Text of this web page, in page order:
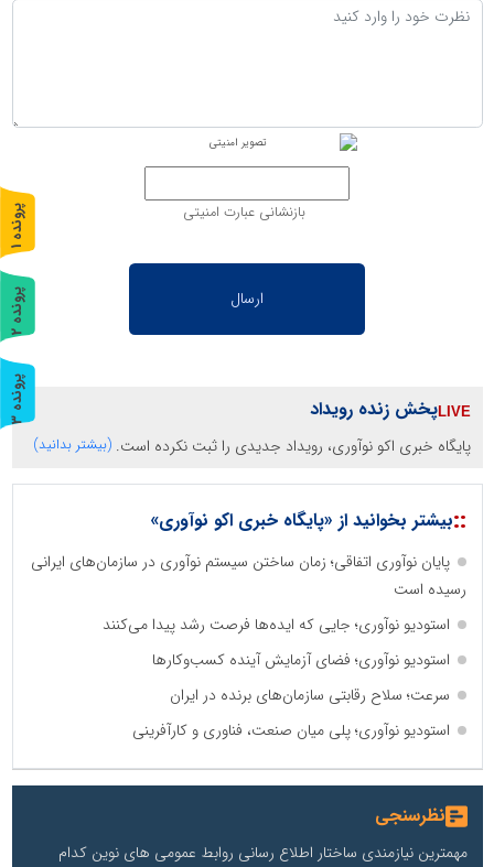
بازنشانی عبارت امنیتی
پخش زنده رویداد
پایگاه خبری اکو نوآوری، رویداد جدیدی را ثبت نکرده است. (بیشتر بدانید)
::بیشتر بخوانید از «پایگاه خبری اکو نوآوری»
پایان نوآوری اتفاقی؛ زمان ساختن سیستم نوآوری در سازمان‌های ایرانی
رسیده است
استودیو نوآوری؛ جایی که ایده‌ها فرصت رشد پیدا می‌کنند
استودیو نوآوری؛ فضای آزمایش آینده کسب‌وکارها
سرعت؛ سلاح رقابتی سازمان‌های برنده در ایران
استودیو نوآوری؛ پلی میان صنعت، فناوری و کارآفرینی
نظرسنجی
مهمترین نیازمندی ساختار اطلاع رسانی روابط عمومی های نوین کدام
پ
ر
و
ن
د
ه
1
پ
ر
و
ن
د
ه
2
پ
ر
و
ن
د
ه
3